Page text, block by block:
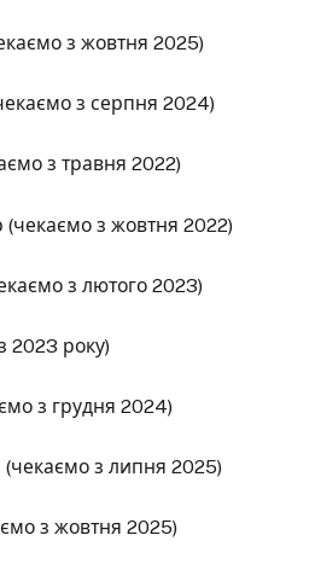
з жовтня 2025)
з серпня 2024)
з травня 2022)
з жовтня 2022)
з лютого 2023)
2023 року)
з грудня 2024)
з липня 2025)
з жовтня 2025)